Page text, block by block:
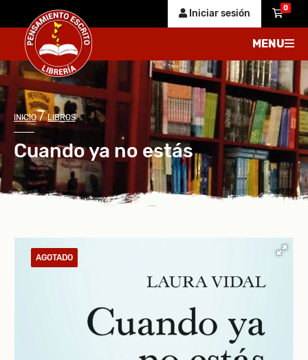
Iniciar sesión 0
MENU
INICIO/LIBROS
Cuando ya no estás
AGOTADO